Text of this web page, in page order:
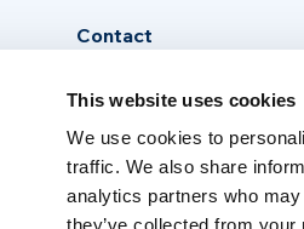
This website uses cookies
We use cookies to
traffic. We also share
analytics partners who
Contact
+39 06 94 31 56 35